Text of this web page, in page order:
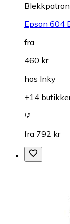
Epson 604
fra
460 kr
hos Inky
+14
fra 792 kr